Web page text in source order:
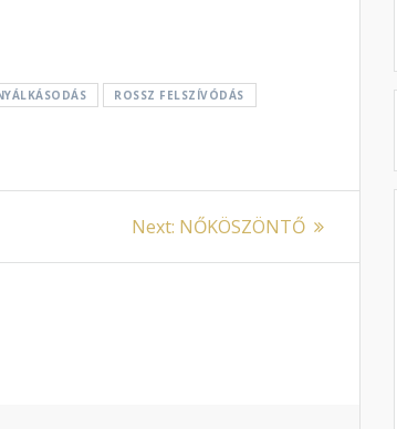
ROSSZ FELSZÍVÓDÁS
Next: Next
NŐKÖSZÖNTŐ